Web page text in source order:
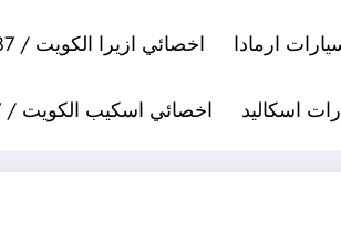
اخصائي ازيرا الكويت / 99527787 / كراج تصليح سيارات ازيرا
اخصائي اسكيب الكويت / 99527787 / كراج تصليح سيارات اسكيب